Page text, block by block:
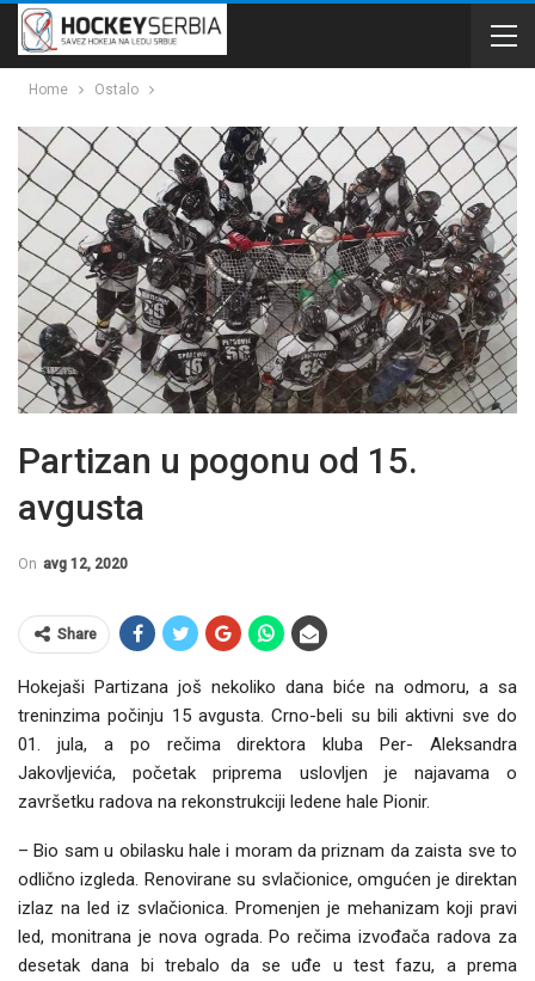
Home Ostalo
Partizan u pogonu od 15.
avgusta
On avg 12, 2020
Share
Hokejaši Partizana još nekoliko dana biće na odmoru, a sa
treninzima počinju 15 avgusta. Crno-beli su bili aktivni sve do
01. jula, a po rečima direktora kluba Per- Aleksandra
Jakovljevića, početak priprema uslovljen je najavama o
završetku radova na rekonstrukciji ledene hale Pionir.
– Bio sam u obilasku hale i moram da priznam da zaista sve to
odlično izgleda. Renovirane su svlačionice, omgućen je direktan
izlaz na led iz svlačionica. Promenjen je mehanizam koji pravi
led, monitrana je nova ograda. Po rečima izvođača radova za
desetak dana bi trebalo da se uđe u test fazu, a prema